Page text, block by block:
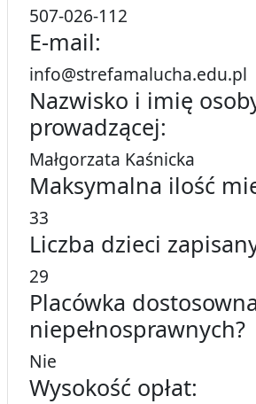
507-026-112
E-mail:
info@strefamalucha.edu.pl
Nazwisko i imię
prowadzącej:
Małgorzata Kaśnicka
Maksymalna ilość
33
Liczba dzieci
29
Placówka
niepełnosprawnych?
Nie
Wysokość opłat: